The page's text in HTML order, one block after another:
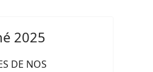
2025
DE NOS